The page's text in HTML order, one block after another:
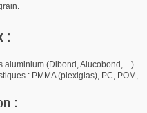
:
aluminium (Dibond, Alucobond, ...).
: PMMA (plexiglas), PC, POM, ...
: